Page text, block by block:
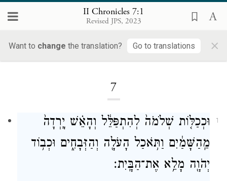
II Chronicles 7:1
Revised JPS, 2023
Want to change the translation? Go to translations ×
7
1
וּכְכַלּ֤וֹת שְׁלֹמֹה֙ לְהִתְפַּלֵּ֔ל וְהָאֵ֗שׁ יָֽרְדָה֙
מֵֽהַשָּׁמַ֔יִם וַתֹּ֥אכַל הָעֹלָ֖ה וְהַזְּבָחִ֑ים וּכְב֥וֹד
יְהֹוָ֖ה מָלֵ֥א אֶת־הַבָּֽיִת׃